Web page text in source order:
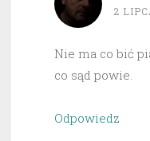
2
Nie ma co bić
co sąd powie.
Odpowiedz